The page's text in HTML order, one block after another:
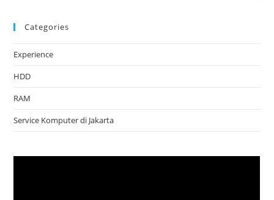
Categories
Experience
HDD
RAM
Service Komputer di Jakarta